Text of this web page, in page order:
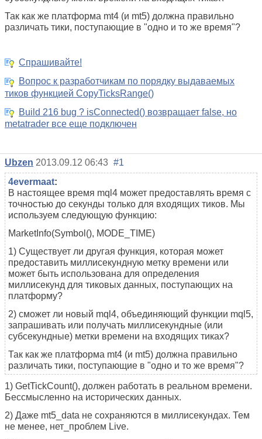
Так как же платформа mt4 (и mt5) должна правильно
различать тики, поступающие в "одно и то же время"?
Спрашивайте!
Вопрос к разработчикам по порядку выдаваемых
тиков функцией CopyTicksRange()
Build 216 bug ? isConnected() возвращает false, но
metatrader все еще подключен
Ubzen 2013.09.12 06:43 #1
4evermaat:
В настоящее время mql4 может предоставлять время с
точностью до секунды только для входящих тиков. Мы
используем следующую функцию:
MarketInfo(Symbol(), MODE_TIME)
1) Существует ли другая функция, которая может
предоставить миллисекундную метку времени или
может быть использована для определения
миллисекунд для тиковых данных, поступающих на
платформу?
2) сможет ли новый mql4, объединяющий функции mql5,
запрашивать или получать миллисекундные (или
субсекундные) метки времени на входящих тиках?
Так как же платформа mt4 (и mt5) должна правильно
различать тики, поступающие в "одно и то же время"?
1) GetTickCount(), должен работать в реальном времени.
Бессмысленно на исторических данных.
2) Даже mt5_data не сохраняются в миллисекундах. Тем
не менее, нет_проблем Live.